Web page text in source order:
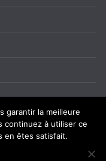
garantir la meilleure
continuez à utiliser ce
en êtes satisfait.